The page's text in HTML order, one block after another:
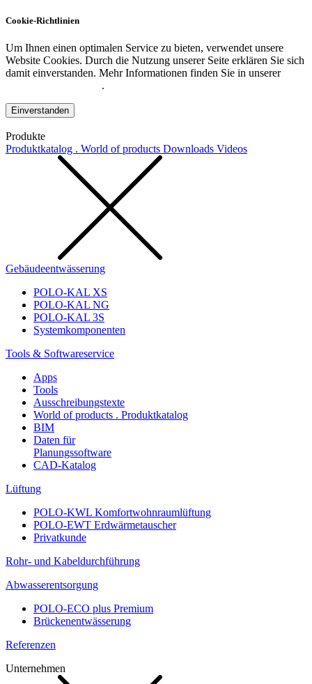
Cookie-Richtlinien
Um Ihnen einen optimalen Service zu bieten, verwendet unsere
Website Cookies. Durch die Nutzung unserer Seite erklären Sie sich
damit einverstanden. Mehr Informationen finden Sie in unserer
.
Einverstanden
Produkte
Produktkatalog . World of products Downloads Videos
Gebäudeentwässerung
POLO-KAL XS
POLO-KAL NG
POLO-KAL 3S
Systemkomponenten
Tools & Softwareservice
Apps
Tools
Ausschreibungstexte
World of products . Produktkatalog
BIM
Daten für
Planungssoftware
CAD-Katalog
Lüftung
POLO-KWL Komfortwohnraumlüftung
POLO-EWT Erdwärmetauscher
Privatkunde
Rohr- und Kabeldurchführung
Abwasserentsorgung
POLO-ECO plus Premium
Brückenentwässerung
Referenzen
Unternehmen